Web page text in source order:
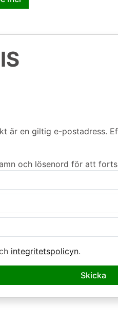
är en giltig e-postadress.
och lösenord för att
integritetspolicyn.
Skicka